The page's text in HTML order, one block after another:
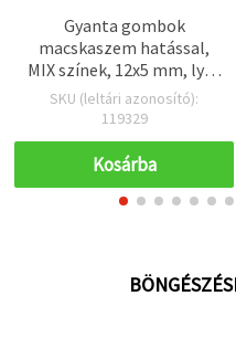
Gyanta gombok
macskaszem hatással,
MIX színek, 12x5 mm, lyuk
1 mm - 20 db
SKU (leltári azonosító):
119329
Kosárba